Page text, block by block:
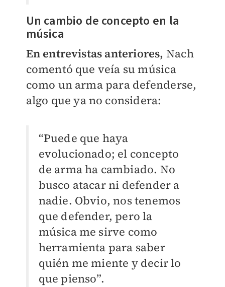
Un cambio de concepto en la
música
En entrevistas anteriores, Nach
comentó que veía su música
como un arma para defenderse,
algo que ya no considera:
“Puede que haya
evolucionado; el concepto
de arma ha cambiado. No
busco atacar ni defender a
nadie. Obvio, nos tenemos
que defender, pero la
música me sirve como
herramienta para saber
quién me miente y decir lo
que pienso”.